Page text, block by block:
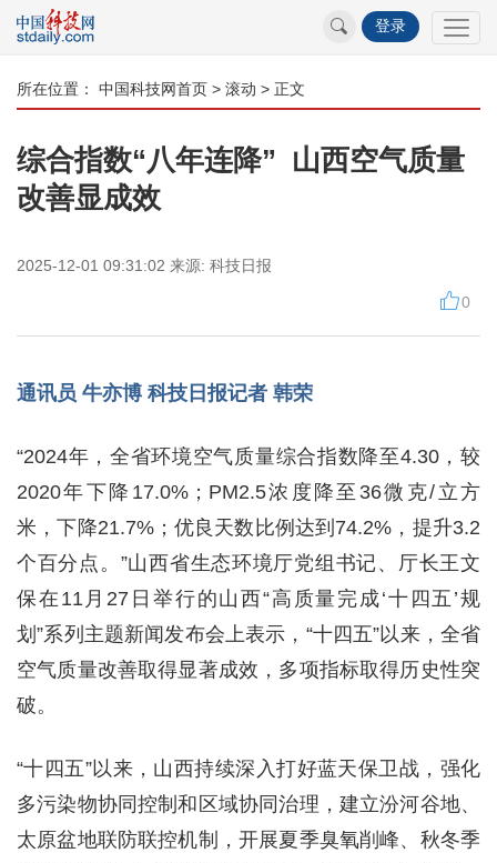
登录
所在位置： 中国科技网首页 > 滚动 > 正文
综合指数“八年连降” 山西空气质量
改善显成效
2025-12-01 09:31:02 来源: 科技日报
0
通讯员 牛亦博 科技日报记者 韩荣
“2024年，全省环境空气质量综合指数降至4.30，较
2020年下降17.0%；PM2.5浓度降至36微克/立方
米，下降21.7%；优良天数比例达到74.2%，提升3.2
个百分点。”山西省生态环境厅党组书记、厅长王文
保在11月27日举行的山西“高质量完成‘十四五’规
划”系列主题新闻发布会上表示，“十四五”以来，全省
空气质量改善取得显著成效，多项指标取得历史性突
破。
“十四五”以来，山西持续深入打好蓝天保卫战，强化
多污染物协同控制和区域协同治理，建立汾河谷地、
太原盆地联防联控机制，开展夏季臭氧削峰、秋冬季